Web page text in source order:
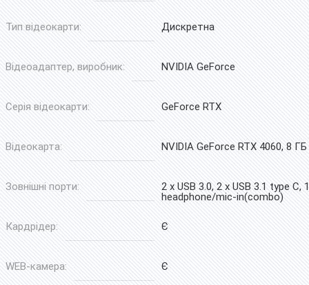
Тип відеокарти: Дискретна
Відеоадаптер, виробник: NVIDIA GeForce
Серія відеокарти: GeForce RTX
Відеокарта: NVIDIA GeForce RTX 4060, 8 ГБ
Зовнішні порти:
2 x USB 3.0, 2 x USB 3.1 type C,
headphone/mic-in(combo)
Кардрідер: Є
WEB-камера: Є